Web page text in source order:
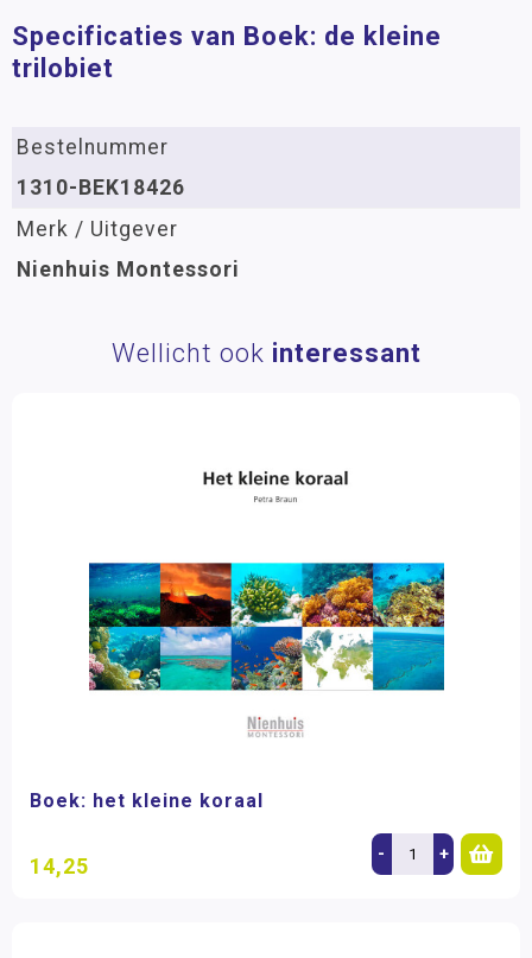
Specificaties van Boek: de kleine
trilobiet
Bestelnummer
1310-BEK18426
Merk / Uitgever
Nienhuis Montessori
Wellicht ook interessant
Boek: het kleine koraal
14,25 - +